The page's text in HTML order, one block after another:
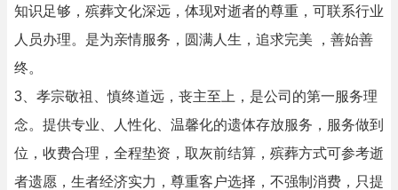
知识足够，殡葬文化深远，体现对逝者的尊重，可联系行业
人员办理。是为亲情服务，圆满人生，追求完美 ，善始善
终。
3、孝宗敬祖、慎终道远，丧主至上，是公司的第一服务理
念。提供专业、人性化、温馨化的遗体存放服务，服务做到
位，收费合理，全程垫资，取灰前结算，殡葬方式可参考逝
者遗愿，生者经济实力，尊重客户选择，不强制消费，只提